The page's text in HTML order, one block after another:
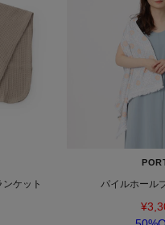
ケット パイルホール